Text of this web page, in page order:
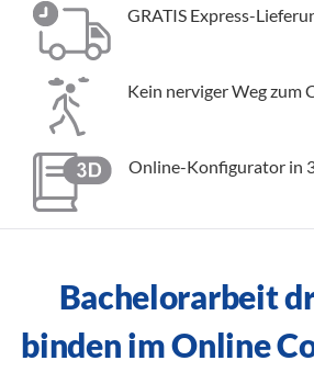
GRATIS Express-
Kein nerviger Weg zum
Online-Konfigurator in
Bachelorarbeit
binden im Online